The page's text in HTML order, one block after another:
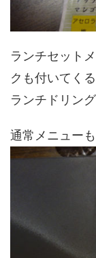
ランチセット
クも付いてくる
ランチドリン
通常メニュー